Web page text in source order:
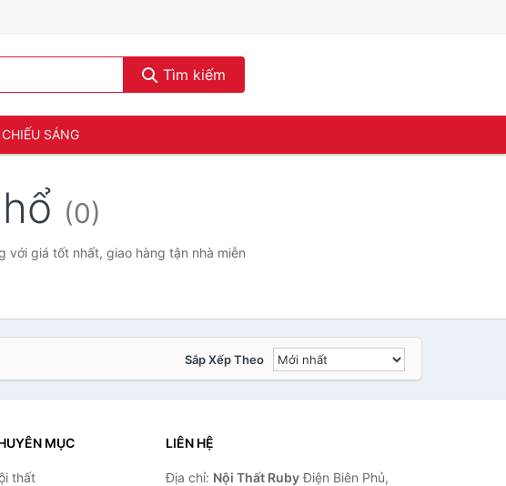
Tìm kiếm
SÁNG
(0)
với giá tốt nhất, giao hàng tận nhà miễn
Sắp Xếp Theo
MỤC
thất
LIÊN HỆ
Địa chỉ: Nội Thất RubyĐiện Biên Phủ,